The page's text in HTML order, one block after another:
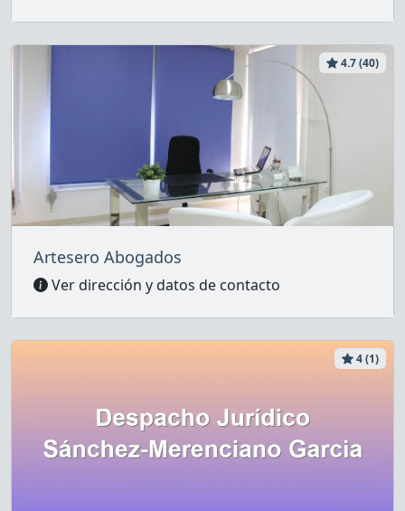
4.7 (40)
Artesero Abogados
Ver dirección y datos de contacto
4 (1)